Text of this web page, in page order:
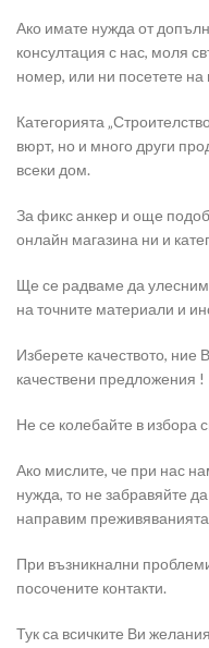
Ако имате нужда от
консултация с нас, моля
номер, или ни посетете на
Категорията
вюрт, но и много други
всеки дом.
За фикс анкер и още
онлайн магазина ни и
Ще се радваме да
на точните материали и
Изберете качеството,
качествени предложения !
Не се колебайте в избора
Ако мислите, че при нас
нужда, то не забравяйте
направим
При възникнални
посочените контакти.
Тук са всичките Ви